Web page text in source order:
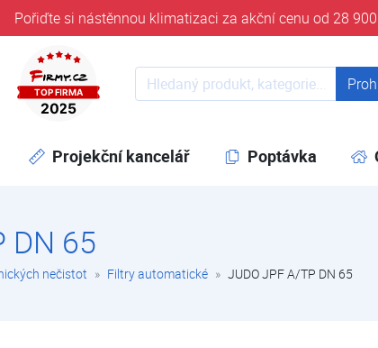
Pořiďte si nástěnnou klimatizaci za akční cenu od 28
Prověřeni časem 32 let
Prohledat web
Projekční kancelář Poptávka
DN 65
nečistot Filtry automatické JUDO JPF A/TP DN 65